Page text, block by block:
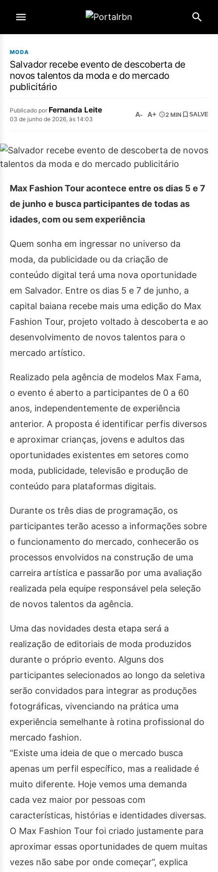
MODA
Salvador recebe evento de descoberta de
novos talentos da moda e do mercado
publicitário
Publicado por Fernanda Leite
03 de junho de 2026, às 14:03
A- A+ 2 MIN SALVE
Max Fashion Tour acontece entre os dias 5 e 7
de junho e busca participantes de todas as
idades, com ou sem experiência
Quem sonha em ingressar no universo da
moda, da publicidade ou da criação de
conteúdo digital terá uma nova oportunidade
em Salvador. Entre os dias 5 e 7 de junho, a
capital baiana recebe mais uma edição do Max
Fashion Tour, projeto voltado à descoberta e ao
desenvolvimento de novos talentos para o
mercado artístico.
Realizado pela agência de modelos Max Fama,
o evento é aberto a participantes de 0 a 60
anos, independentemente de experiência
anterior. A proposta é identificar perfis diversos
e aproximar crianças, jovens e adultos das
oportunidades existentes em setores como
moda, publicidade, televisão e produção de
conteúdo para plataformas digitais.
Durante os três dias de programação, os
participantes terão acesso a informações sobre
o funcionamento do mercado, conhecerão os
processos envolvidos na construção de uma
carreira artística e passarão por uma avaliação
realizada pela equipe responsável pela seleção
de novos talentos da agência.
Uma das novidades desta etapa será a
realização de editoriais de moda produzidos
durante o próprio evento. Alguns dos
participantes selecionados ao longo da seletiva
serão convidados para integrar as produções
fotográficas, vivenciando na prática uma
experiência semelhante à rotina profissional do
mercado fashion.
“Existe uma ideia de que o mercado busca
apenas um perfil específico, mas a realidade é
muito diferente. Hoje vemos uma demanda
cada vez maior por pessoas com
características, histórias e identidades diversas.
O Max Fashion Tour foi criado justamente para
aproximar essas oportunidades de quem muitas
vezes não sabe por onde começar”, explica